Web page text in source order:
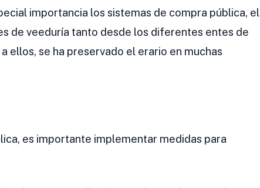
importancia los sistemas de compra pública, el
de veeduría tanto desde los diferentes entes de
ellos, se ha preservado el erario en muchas
es importante implementar medidas para